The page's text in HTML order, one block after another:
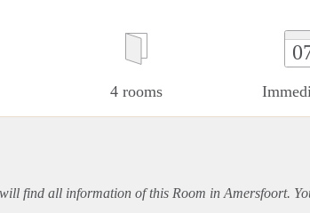
4 rooms
find all information of this Room in Amersfoort.